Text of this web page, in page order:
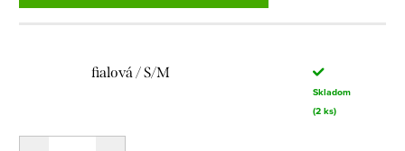
fialová / S/M
Skladom
(2 ks)